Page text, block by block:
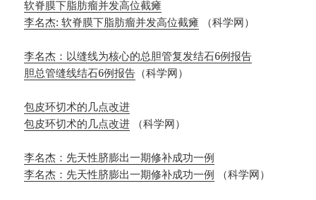
软脊膜下脂肪瘤并发高位截瘫
李名杰: 软脊膜下脂肪瘤并发高位截瘫 （科学网）
李名杰：以缝线为核心的总胆管复发结石6例报告
胆总管缝线结石6例报告 （科学网）
包皮环切术的几点改进
包皮环切术的几点改进 （科学网）
李名杰：先天性脐膨出一期修补成功一例
李名杰：先天性脐膨出一期修补成功一例 （科学网）